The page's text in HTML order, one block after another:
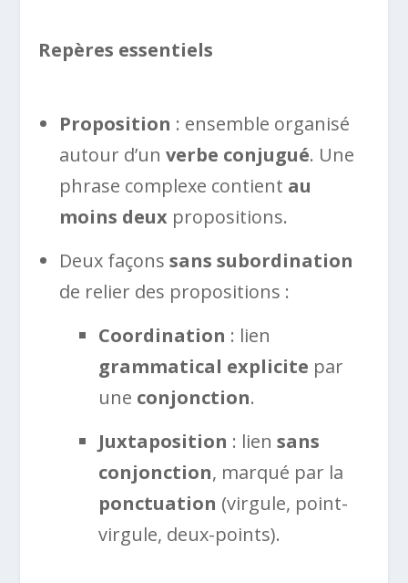
Repères essentiels
Proposition : ensemble organisé
autour d’unverbe conjugué. Une
phrase complexe contient au
moins deux propositions.
Deux façonssans subordination
de relier des propositions :
Coordination : lien
grammatical explicite par
une conjonction.
Juxtaposition : liensans
conjonction, marqué par la
ponctuation (virgule, point-
virgule, deux-points).